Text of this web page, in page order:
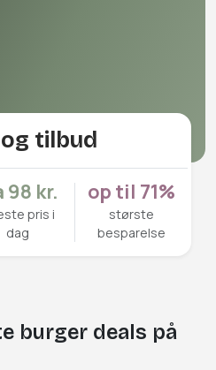
tilbud
98 kr.
pris i
dag
op til 71%
største
besparelse
burger deals på